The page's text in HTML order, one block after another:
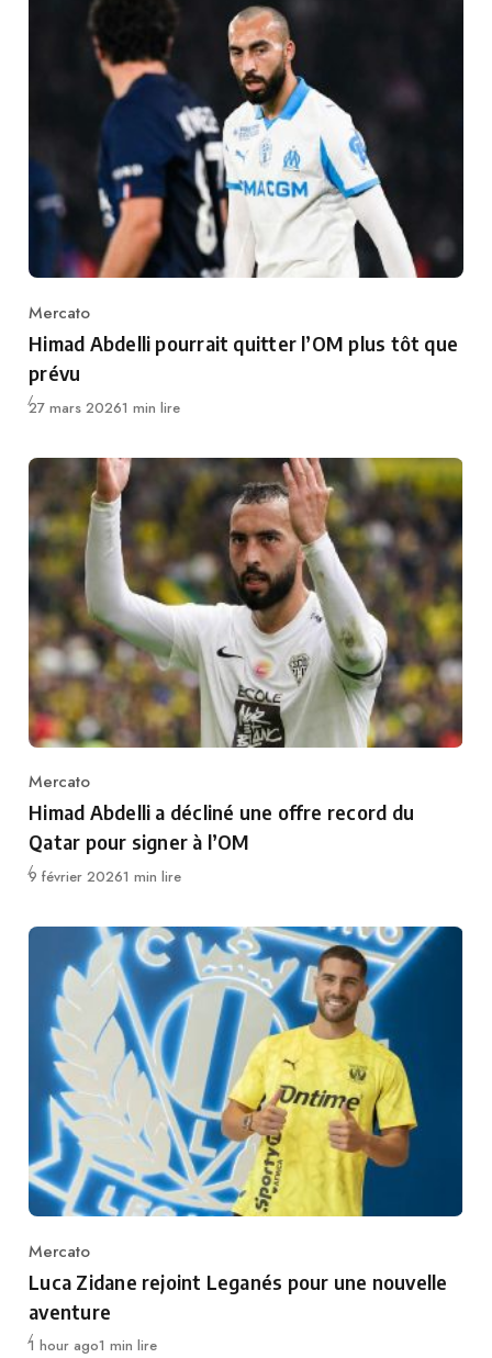
Category
Mercato
Himad Abdelli pourrait quitter l’OM plus tôt que
prévu
Publié
27 mars 20261 min lire
Category
Mercato
Himad Abdelli a décliné une offre record du
Qatar pour signer à l’OM
Publié
9 février 20261 min lire
Category
Mercato
Luca Zidane rejoint Leganés pour une nouvelle
aventure
Publié
1 hour ago1 min lire